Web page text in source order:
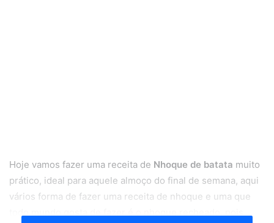
Hoje vamos fazer uma receita de Nhoque de batata muito
prático, ideal para aquele almoço do final de semana, aqui
vários forma de fazer uma receita de nhoque e uma que